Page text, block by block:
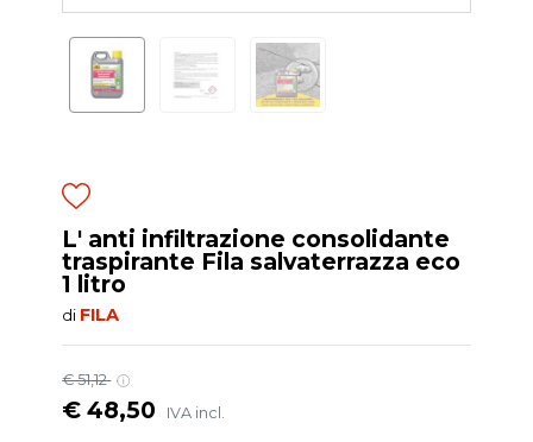
L' anti infiltrazione consolidante
traspirante Fila salvaterrazza eco
1 litro
di FILA
€ 51,12
€ 48,50 IVA incl.